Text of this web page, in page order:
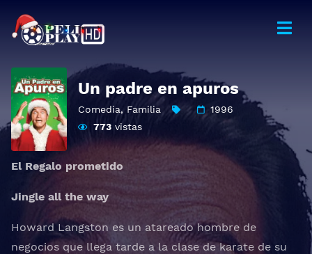
Un padre en apuros
Comedia, Familia
1996
773 vistas
El Regalo prometido
Jingle all the way
Howard Langston es un atareado hombre de
negocios que llega tarde a la clase de karate de su